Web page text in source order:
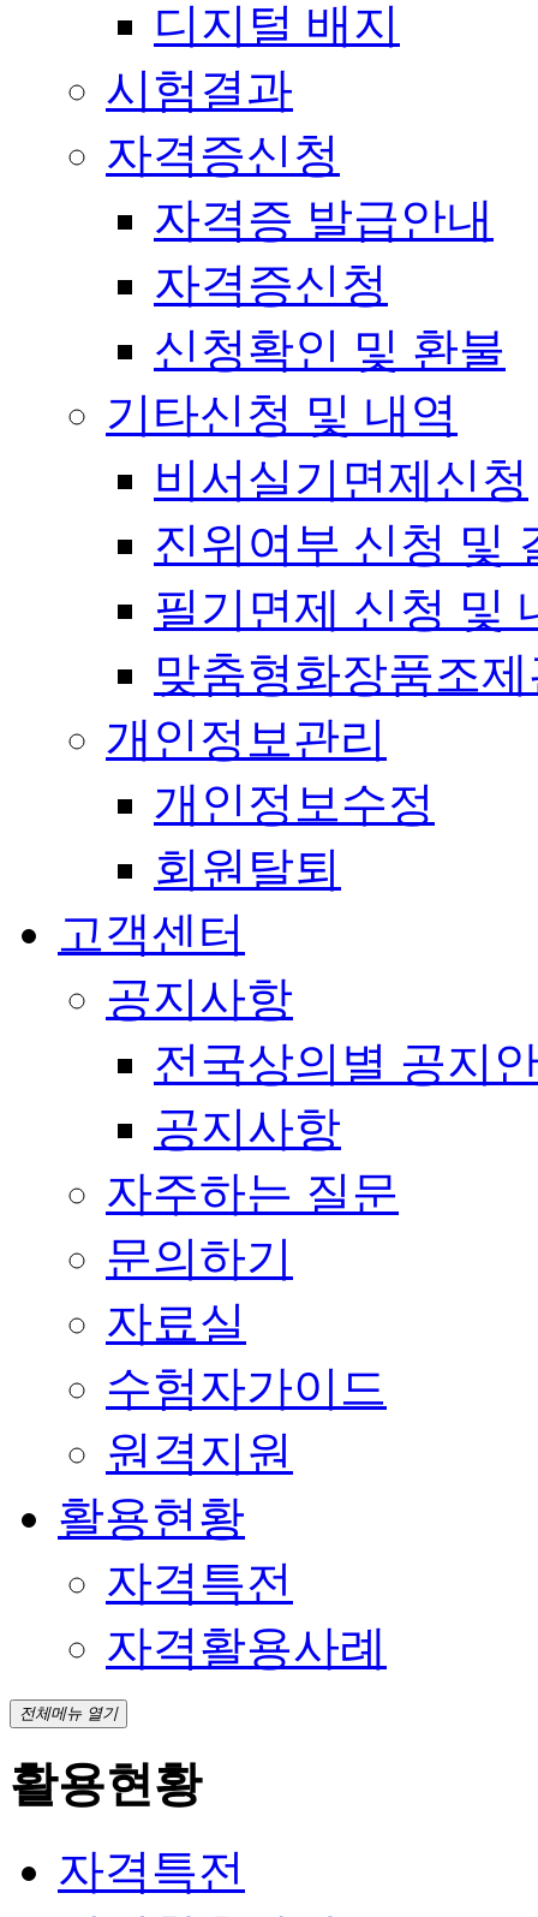
디지털 배지
시험결과
자격증신청
자격증 발급안내
자격증신청
신청확인 및 환불
기타신청 및 내역
비서실기면제신청
진위여부 신청 및
필기면제 신청 및
맞춤형화장품조
개인정보관리
개인정보수정
회원탈퇴
고객센터
공지사항
전국상의별 공지
공지사항
자주하는 질문
문의하기
자료실
수험자가이드
원격지원
활용현황
자격특전
자격활용사례
전체메뉴 열기
활용현황
자격특전